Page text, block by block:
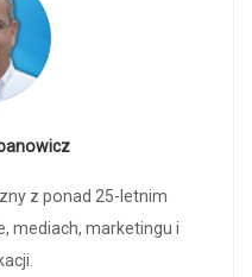
z ponad 25-letnim
mediach, marketingu i